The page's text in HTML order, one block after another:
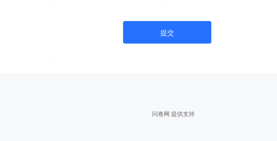
提交
问卷网 提供支持